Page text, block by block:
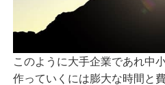
このように大手企業であれ中
作っていくには膨大な時間と